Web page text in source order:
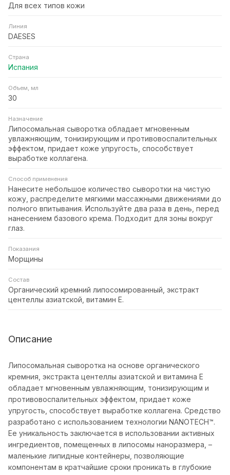
Для всех типов кожи
Линия
DAESES
Страна
Испания
Объем, мл
30
Назначение
Липосомальная сыворотка обладает мгновенным
увлажняющим, тонизирующим и противовоспалительных
эффектом, придает коже упругость, способствует
выработке коллагена.
Способ применения
Нанесите небольшое количество сыворотки на чистую
кожу, распределите мягкими массажными движениями до
полного впитывания. Используйте два раза в день, перед
нанесением базового крема. Подходит для зоны вокруг
глаз.
Показания
Морщины
Состав
Органический кремний липосомированный, экстракт
центеллы азиатской, витамин Е.
Описание
Липосомальная сыворотка на основе органического
кремния, экстракта центеллы азиатской и витамина Е
обладает мгновенным увлажняющим, тонизирующим и
противовоспалительных эффектом, придает коже
упругость, способствует выработке коллагена. Средство
разработано с использованием технологии NANOTECH™.
Ее уникальность заключается в использовании активных
ингредиентов, помещенных в липосомы наноразмера, –
маленькие липидные контейнеры, позволяющие
компонентам в кратчайшие сроки проникать в глубокие